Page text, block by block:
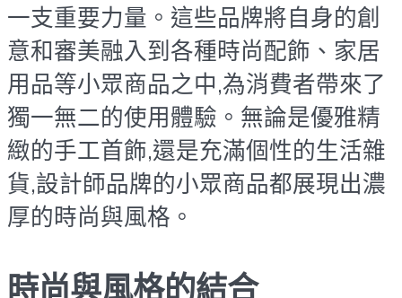
一支重要力量。這些品牌將自身的創
意和審美融入到各種時尚配飾、家居
用品等小眾商品之中,為消費者帶來了
獨一無二的使用體驗。無論是優雅精
緻的手工首飾,還是充滿個性的生活雜
貨,設計師品牌的小眾商品都展現出濃
厚的時尚與風格。
時尚與風格的結合